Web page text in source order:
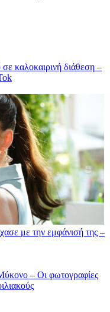
καλοκαιρινή διάθεση –
με την εμφάνισή της –
– Οι φωτογραφίες